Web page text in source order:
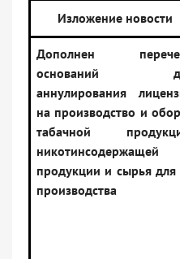
Изложение новости
Дополнен
оснований
аннулирования
на производство и
табачной
никотинсодержащей
продукции и сырья для
производства